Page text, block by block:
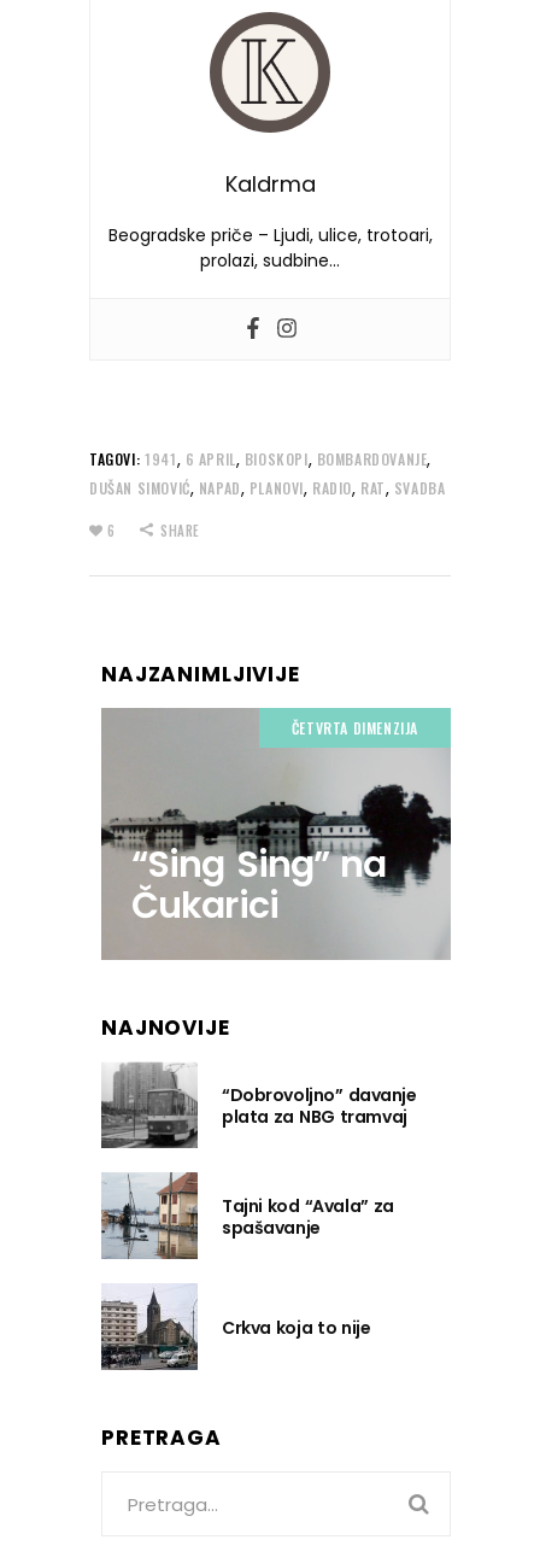
Kaldrma
Beogradske priče – Ljudi, ulice, trotoari,
prolazi, sudbine…
TAGOVI: 1941, 6 APRIL, BIOSKOPI, BOMBARDOVANJE,
DUŠAN SIMOVIĆ, NAPAD, PLANOVI, RADIO, RAT, SVADBA
6 SHARE
NAJZANIMLJIVIJE
ČETVRTA DIMENZIJA
“Sing Sing” na
Čukarici
NAJNOVIJE
“Dobrovoljno” davanje
plata za NBG tramvaj
Tajni kod “Avala” za
spašavanje
Crkva koja to nije
PRETRAGA